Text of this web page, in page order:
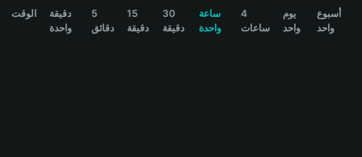
বাংলাالوقت
دقيقة
واحدة
5
دقائق
15
دقيقة
30
دقيقة
ساعة
واحدة
4
ساعات
يوم
واحد
أسبوع
واحد